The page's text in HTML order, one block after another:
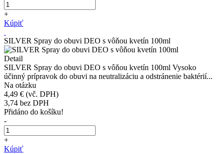
+
Kúpiť
SILVER Spray do obuvi DEO s vôňou kvetín 100ml
Detail
SILVER Spray do obuvi DEO s vôňou kvetín 100ml Vysoko
účinný prípravok do obuvi na neutralizáciu a odstránenie baktérií...
Na otázku
4,49 € (vč. DPH)
3,74 bez DPH
Přidáno do košíku!
-
+
Kúpiť